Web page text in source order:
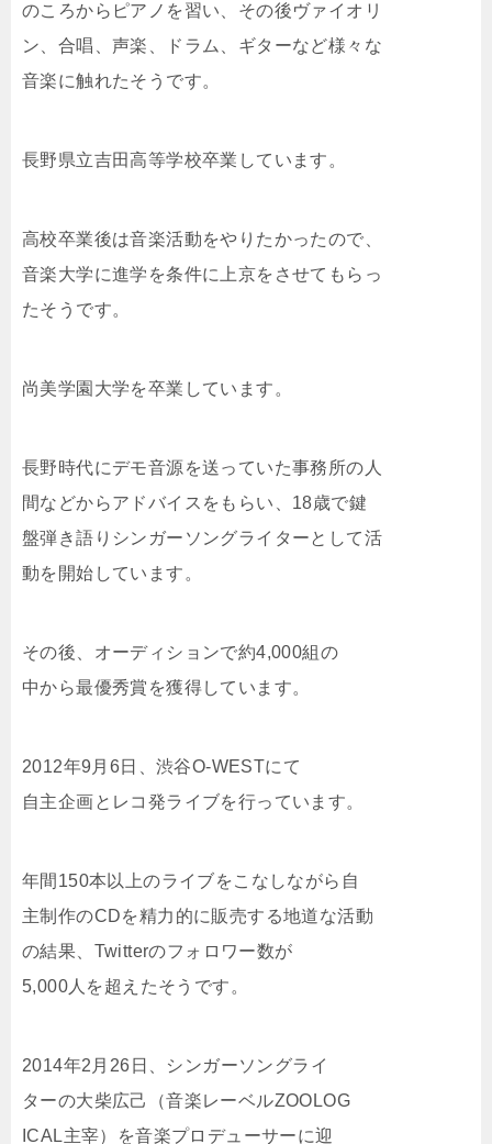
のころからピアノを習い、その後ヴァイオリ
ン、合唱、声楽、ドラム、ギターなど様々な
音楽に触れたそうです。
長野県立吉田高等学校卒業しています。
高校卒業後は音楽活動をやりたかったので、
音楽大学に進学を条件に上京をさせてもらっ
たそうです。
尚美学園大学を卒業しています。
長野時代にデモ音源を送っていた事務所の人
間などからアドバイスをもらい、18歳で鍵
盤弾き語りシンガーソングライターとして活
動を開始しています。
その後、オーディションで約4,000組の
中から最優秀賞を獲得しています。
2012年9月6日、渋谷O-WESTにて
自主企画とレコ発ライブを行っています。
年間150本以上のライブをこなしながら自
主制作のCDを精力的に販売する地道な活動
の結果、Twitterのフォロワー数が
5,000人を超えたそうです。
2014年2月26日、シンガーソングライ
ターの大柴広己（音楽レーベルZOOLOG
ICAL主宰）を音楽プロデューサーに迎